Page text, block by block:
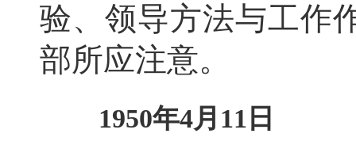
验、领导方法与工作
部所应注意。
1950年4月11日